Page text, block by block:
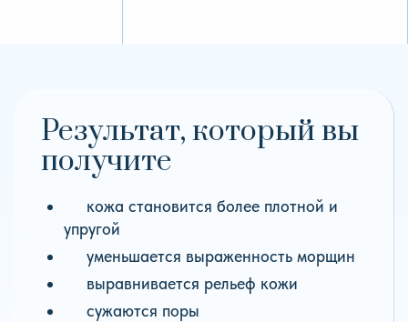
Результат, который вы
получите
кожа становится более плотной и
упругой
уменьшается выраженность морщин
выравнивается рельеф кожи
сужаются поры